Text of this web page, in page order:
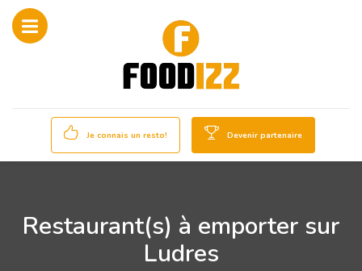
Je connais un resto! Devenir partenaire
Restaurant(s) à emporter sur
Ludres